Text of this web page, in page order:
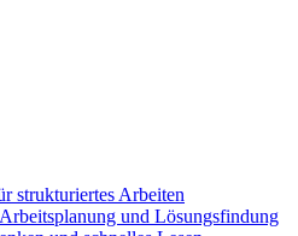
strukturiertes Arbeiten
und Lösungsfindung